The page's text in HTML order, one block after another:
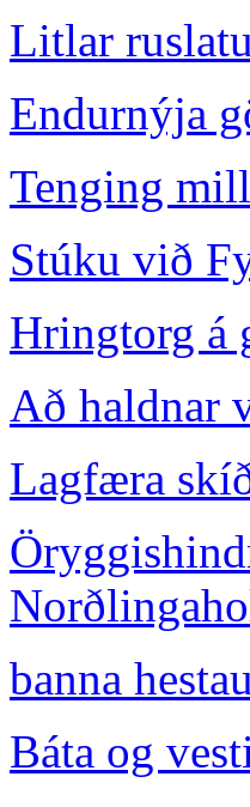
Litlar
Endurnýja
Tenging
Stúku við
Hringtorg á
Að haldnar
Lagfæra
banna
Báta og